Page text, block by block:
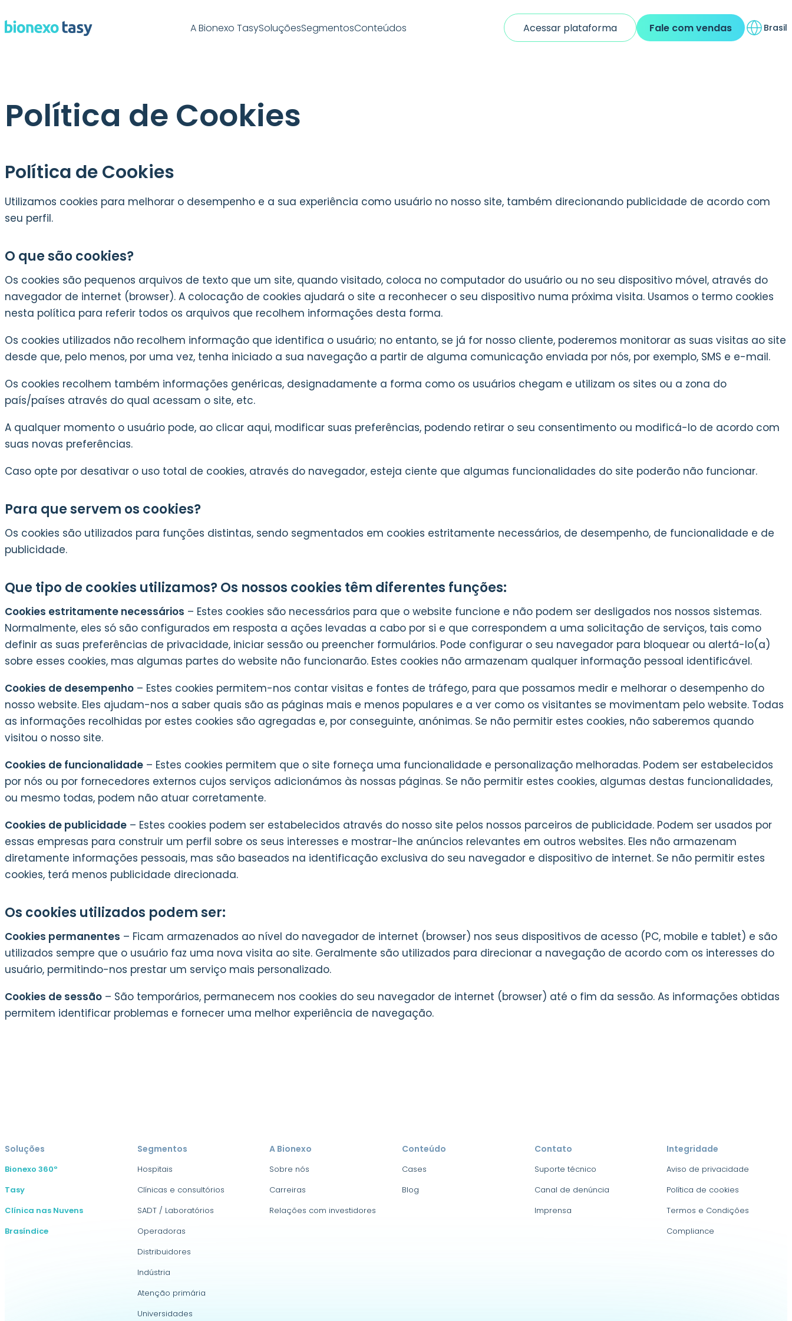
A Bionexo TasySoluçõesSegmentosConteúdos Acessar plataforma Fale com vendas Brasil
Política de Cookies
Política de Cookies
Utilizamos cookies para melhorar o desempenho e a sua experiência como usuário no nosso site, também direcionando publicidade de acordo com
seu perfil.
O que são cookies?
Os cookies são pequenos arquivos de texto que um site, quando visitado, coloca no computador do usuário ou no seu dispositivo móvel, através do
navegador de internet (browser). A colocação de cookies ajudará o site a reconhecer o seu dispositivo numa próxima visita. Usamos o termo cookies
nesta política para referir todos os arquivos que recolhem informações desta forma.
Os cookies utilizados não recolhem informação que identifica o usuário; no entanto, se já for nosso cliente, poderemos monitorar as suas visitas ao site
desde que, pelo menos, por uma vez, tenha iniciado a sua navegação a partir de alguma comunicação enviada por nós, por exemplo, SMS e e-mail.
Os cookies recolhem também informações genéricas, designadamente a forma como os usuários chegam e utilizam os sites ou a zona do
país/países através do qual acessam o site, etc.
A qualquer momento o usuário pode, ao clicar aqui, modificar suas preferências, podendo retirar o seu consentimento ou modificá-lo de acordo com
suas novas preferências.
Caso opte por desativar o uso total de cookies, através do navegador, esteja ciente que algumas funcionalidades do site poderão não funcionar.
Para que servem os cookies?
Os cookies são utilizados para funções distintas, sendo segmentados em cookies estritamente necessários, de desempenho, de funcionalidade e de
publicidade.
Que tipo de cookies utilizamos? Os nossos cookies têm diferentes funções:
Cookies estritamente necessários – Estes cookies são necessários para que o website funcione e não podem ser desligados nos nossos sistemas.
Normalmente, eles só são configurados em resposta a ações levadas a cabo por si e que correspondem a uma solicitação de serviços, tais como
definir as suas preferências de privacidade, iniciar sessão ou preencher formulários. Pode configurar o seu navegador para bloquear ou alertá-lo(a)
sobre esses cookies, mas algumas partes do website não funcionarão. Estes cookies não armazenam qualquer informação pessoal identificável.
Cookies de desempenho – Estes cookies permitem-nos contar visitas e fontes de tráfego, para que possamos medir e melhorar o desempenho do
nosso website. Eles ajudam-nos a saber quais são as páginas mais e menos populares e a ver como os visitantes se movimentam pelo website. Todas
as informações recolhidas por estes cookies são agregadas e, por conseguinte, anónimas. Se não permitir estes cookies, não saberemos quando
visitou o nosso site.
Cookies de funcionalidade – Estes cookies permitem que o site forneça uma funcionalidade e personalização melhoradas. Podem ser estabelecidos
por nós ou por fornecedores externos cujos serviços adicionámos às nossas páginas. Se não permitir estes cookies, algumas destas funcionalidades,
ou mesmo todas, podem não atuar corretamente.
Cookies de publicidade – Estes cookies podem ser estabelecidos através do nosso site pelos nossos parceiros de publicidade. Podem ser usados por
essas empresas para construir um perfil sobre os seus interesses e mostrar-lhe anúncios relevantes em outros websites. Eles não armazenam
diretamente informações pessoais, mas são baseados na identificação exclusiva do seu navegador e dispositivo de internet. Se não permitir estes
cookies, terá menos publicidade direcionada.
Os cookies utilizados podem ser:
Cookies permanentes – Ficam armazenados ao nível do navegador de internet (browser) nos seus dispositivos de acesso (PC, mobile e tablet) e são
utilizados sempre que o usuário faz uma nova visita ao site. Geralmente são utilizados para direcionar a navegação de acordo com os interesses do
usuário, permitindo-nos prestar um serviço mais personalizado.
Cookies de sessão – São temporários, permanecem nos cookies do seu navegador de internet (browser) até o fim da sessão. As informações obtidas
permitem identificar problemas e fornecer uma melhor experiência de navegação.
Soluções
Bionexo 360º
Tasy
Clínica nas Nuvens
Brasíndice
Segmentos
Hospitais
Clínicas e consultórios
SADT / Laboratórios
Operadoras
Distribuidores
Indústria
Atenção primária
Universidades
A Bionexo
Sobre nós
Carreiras
Relações com investidores
Conteúdo
Cases
Blog
Contato
Suporte técnico
Canal de denúncia
Imprensa
Integridade
Aviso de privacidade
Política de cookies
Termos e Condições
Compliance